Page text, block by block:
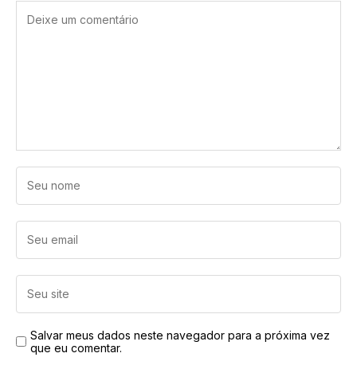
Salvar meus dados neste navegador para a próxima vez
que eu comentar.